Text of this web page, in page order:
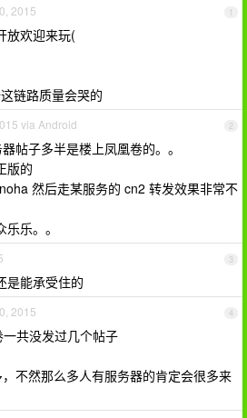
1
2015
放欢迎来玩(
链路质量会哭的
2
via Android
帖子多半是楼上凤凰卷的。。
版的
然后走某服务的 cn2 转发效果非常不
乐。。
3
是能承受住的
4
2015
共没发过几个帖子
不然那么多人有服务器的肯定会很多来